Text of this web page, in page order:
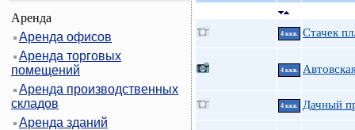
Аренда
Аренда офисов
Аренда торговых
помещений
Аренда производственных
складов
Аренда зданий
Приморский
4 ккв. Стачек
4 ккв.
4 ккв. Дачный